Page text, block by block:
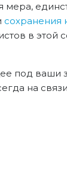
сохранения
в этой
ваши
на